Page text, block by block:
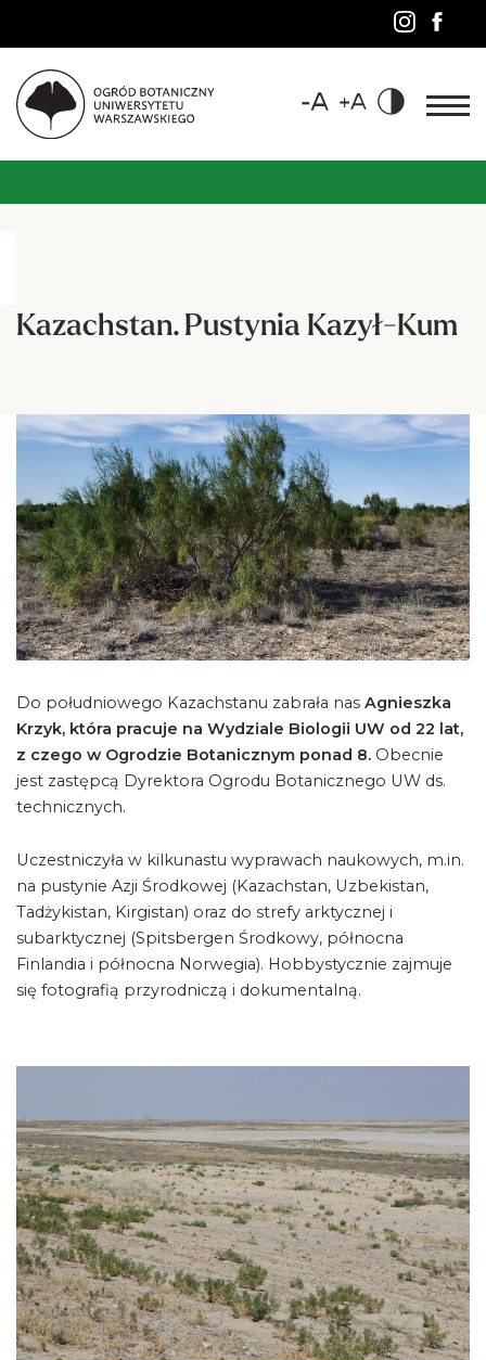
Kazachstan. Pustynia Kazył-Kum
Do południowego Kazachstanu zabrała nas Agnieszka
Krzyk, która pracuje na Wydziale Biologii UW od 22 lat,
z czego w Ogrodzie Botanicznym ponad 8. Obecnie
jest zastępcą Dyrektora Ogrodu Botanicznego UW ds.
technicznych.
Uczestniczyła w kilkunastu wyprawach naukowych, m.in.
na pustynie Azji Środkowej (Kazachstan, Uzbekistan,
Tadżykistan, Kirgistan) oraz do strefy arktycznej i
subarktycznej (Spitsbergen Środkowy, północna
Finlandia i północna Norwegia). Hobbystycznie zajmuje
się fotografią przyrodniczą i dokumentalną.